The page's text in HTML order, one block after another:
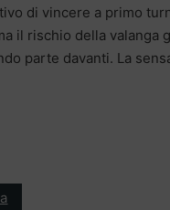
di vincere a primo
il rischio della valanga
parte davanti. La